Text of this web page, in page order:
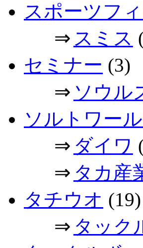
スポーツフ
⇒ スミス
セミナー (3)
⇒ ソウル
ソルトワー
⇒ ダイワ
⇒ タカ産
タチウオ (19)
⇒ タック